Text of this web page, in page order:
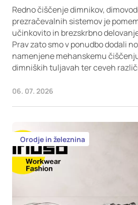
Redno čiščenje dimnikov,
prezračevalnih sistemov je
učinkovito in brezskrbno
Prav zato smo v ponudbo dodali
namenjene mehanskemu
dimniških tuljavah ter ceveh
06. 07. 2026
Orodje in železnina